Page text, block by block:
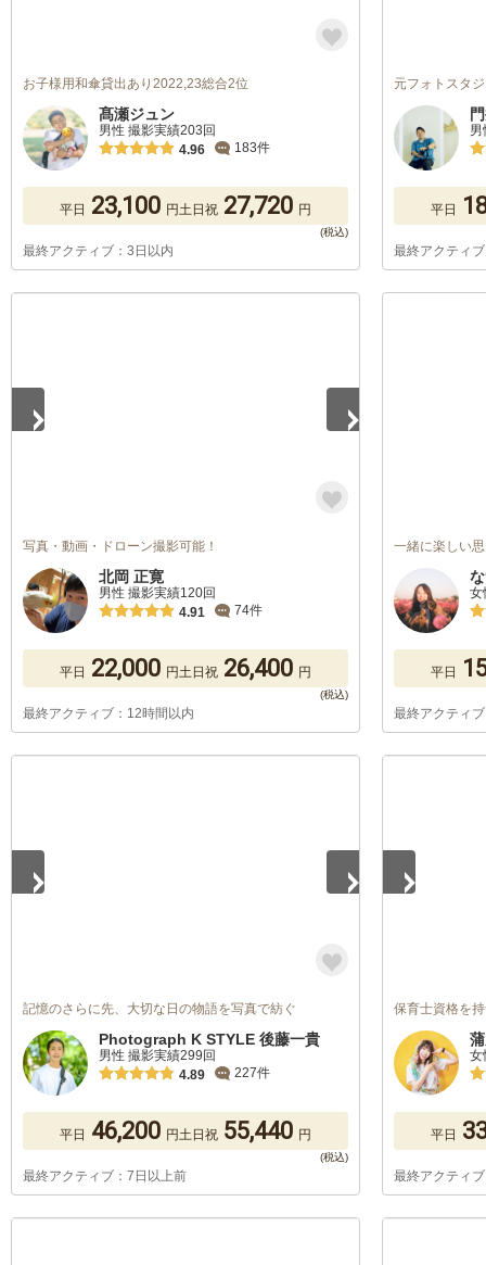
お子様用和傘貸出あり2022,23総合2位
髙瀬ジュン
男性 撮影実績203回
4.96
183件
平日 23,100 円土日祝 27,720 円
最終アクティブ：3日以内
元フォトスタ
平日
最終アクティ
写真・動画・ドローン撮影可能！
北岡 正寛
男性 撮影実績120回
4.91
74件
平日 22,000 円土日祝 26,400 円
最終アクティブ：12時間以内
一緒に楽しい
女
平日
最終アクティ
記憶のさらに先、大切な日の物語を写真で紡ぐ
Photograph K STYLE 後藤一貴
男性 撮影実績299回
4.89
227件
平日 46,200 円土日祝 55,440 円
最終アクティブ：7日以上前
保育士資格を
女
平日
最終アクティ